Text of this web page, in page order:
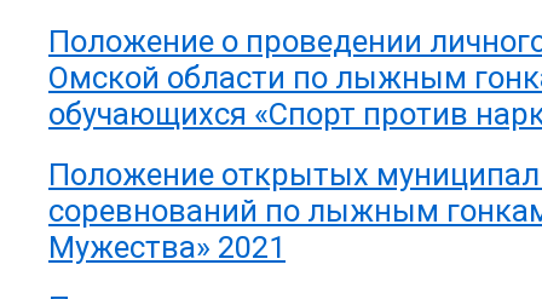
Положение о проведении
Омской области по лыжным
обучающихся «Спорт против
Положение открытых
соревнований по лыжным
Мужества» 2021